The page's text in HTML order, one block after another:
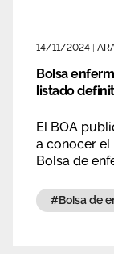
14/11/2024
Bolsa
listado
El BOA
a conocer
Bolsa de
#bolsa de